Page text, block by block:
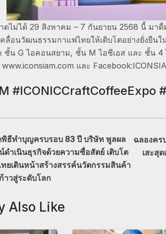
ไม่ได้ 29 สิงหาคม – 7 กันยายน 2568 นี้ มา
ลื่อนวัฒนธรรมกาแฟไทยให้เติบโตอย่างยั่งยืนใ
ชั้น G ไอคอนสยาม, ชั้น M ไอซีเอส และ ชั้น 4
และ
#ICONICCraftCoffeeExpo
พิธีทำบุญครบรอบ 83 ปี บริษัท พูลผล
ดำเนินธุรกิจด้วยความซื่อสัตย์ เติบโต
ทยเดินหน้าสร้างสรรค์นวัตกรรมสินค้า
าวสู่ระดับโลก
ฉลองคร
เสะสุ
Also Like